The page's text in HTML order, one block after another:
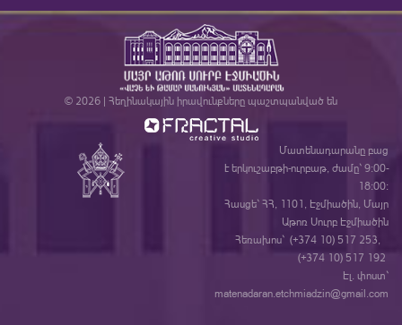
© 2026 | Հեղինակային իրավունքները պաշտպանված են
Մատենադարանը բաց
է երկուշաբթի-ուրբաթ, ժամը` 9:00-
18:00:
Հասցե` ՀՀ, 1101, Էջմիածին, Մայր
Աթոռ Սուրբ Էջմիածին
Հեռախոս` (+374 10) 517 253,
(+374 10) 517 192
Էլ. փոստ`
matenadaran.etchmiadzin@gmail.com